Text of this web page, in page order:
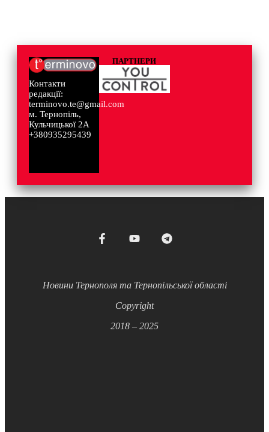
Контакти
редакції:
terminovo.te@gmail.com
м. Тернопіль,
Кульчицької 2А
+380935295439
ПАРТНЕРИ
Новини Тернополя та Тернопільської області
Copyright
2018 – 2025